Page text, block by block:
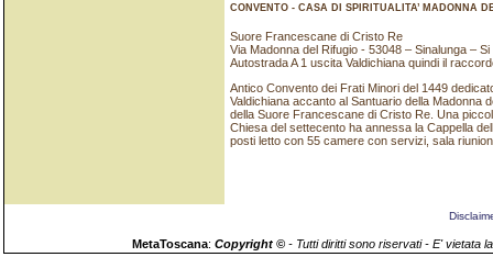
CONVENTO - CASA DI SPIRITUALITA’ MADONNA
Suore Francescane di Cristo Re
Via Madonna del Rifugio - 53048 – Sinalunga –
Autostrada A 1 uscita Valdichiana quindi il
Antico Convento dei Frati Minori del 1449
Valdichiana accanto al Santuario della Madonna
della Suore Francescane di Cristo Re. Una
Chiesa del settecento ha annessa la Cappella
posti letto con 55 camere con servizi, sala
MetaToscana: Copyright © - Tutti diritti sono riservati - E' vietata